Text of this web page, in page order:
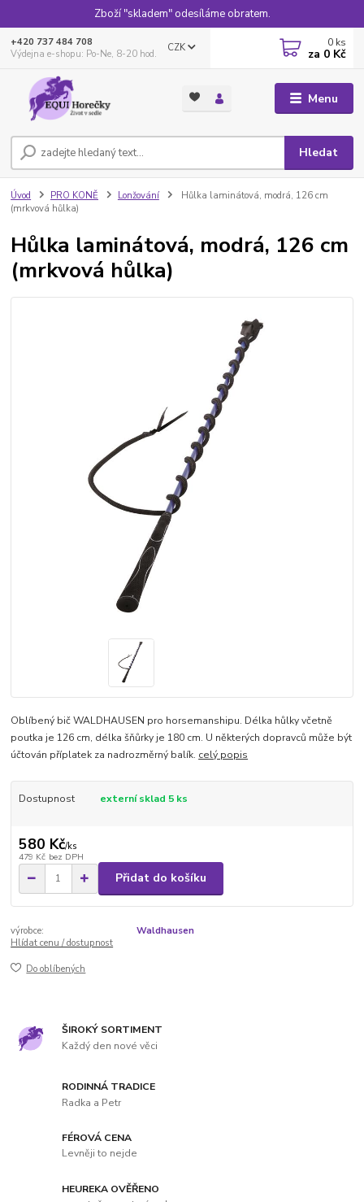
Zboží "skladem" odesíláme obratem.
Menu
CZK
Hledat
+420 737 484 708
Výdejna e-shopu: Po-Ne, 8-20 hod.
0 ks
za 0 Kč
Úvod PRO KONĚ Lonžování
Hůlka laminátová, modrá, 126 cm
(mrkvová hůlka)
Hůlka laminátová, modrá, 126 cm
(mrkvová hůlka)
Oblíbený bič WALDHAUSEN pro horsemanshipu. Délka hůlky včetně
poutka je 126 cm, délka šňůrky je 180 cm. U některých dopravců může být
účtován příplatek za nadrozměrný balík. celý popis
Dostupnost externí sklad 5 ks
580 Kč/ks
479 Kč bez DPH
Přidat do košíku
výrobce:
Waldhausen
Hlídat cenu / dostupnost
Do oblíbených
ŠIROKÝ SORTIMENT
Každý den nové věci
RODINNÁ TRADICE
Radka a Petr
FÉROVÁ CENA
Levněji to nejde
HEUREKA OVĚŘENO